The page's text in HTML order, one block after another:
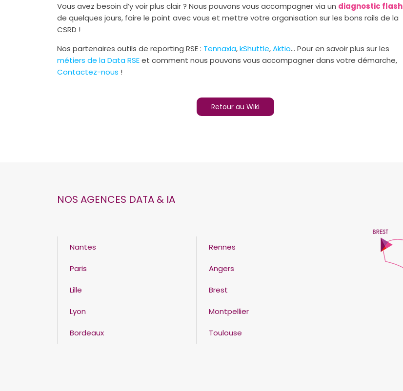
Vous avez besoin d’y voir plus clair ? Nous pouvons vous accompagner via un diagnostic flash
de quelques jours, faire le point avec vous et mettre votre organisation sur les bons rails de la
CSRD !
Nos partenaires outils de reporting RSE : Tennaxia,kShuttle,Aktio… Pour en savoir plus sur les
métiers de la Data RSEet comment nous pouvons vous accompagner dans votre démarche,
Contactez-nous !
Retour au Wiki
NOS AGENCES DATA & IA
Nantes
Paris
Lille
Lyon
Bordeaux
Rennes
Angers
Brest
Montpellier
Toulouse